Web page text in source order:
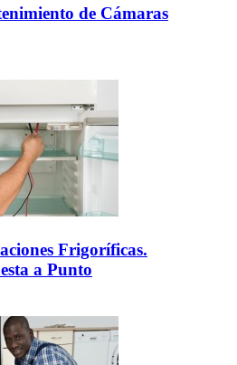
de Cámaras
Frigoríficas.
a Punto